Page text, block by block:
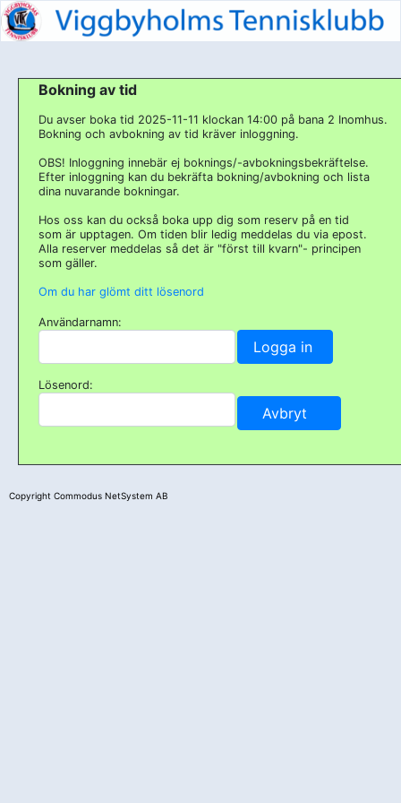
Bokning av tid
Du avser boka tid 2025-11-11 klockan 14:00 på bana 2 Inomhus.
Bokning och avbokning av tid kräver inloggning.
OBS! Inloggning innebär ej boknings/-avbokningsbekräftelse.
Efter inloggning kan du bekräfta bokning/avbokning och lista
dina nuvarande bokningar.
Hos oss kan du också boka upp dig som reserv på en tid
som är upptagen. Om tiden blir ledig meddelas du via epost.
Alla reserver meddelas så det är "först till kvarn"- principen
som gäller.
Om du har glömt ditt lösenord
Användarnamn:
Lösenord:
Copyright Commodus NetSystem AB